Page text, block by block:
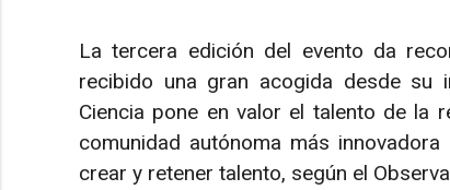
La tercera edición del evento da
recibido una gran acogida desde su
Ciencia pone en valor el talento de la
comunidad autónoma más
crear y retener talento, según el